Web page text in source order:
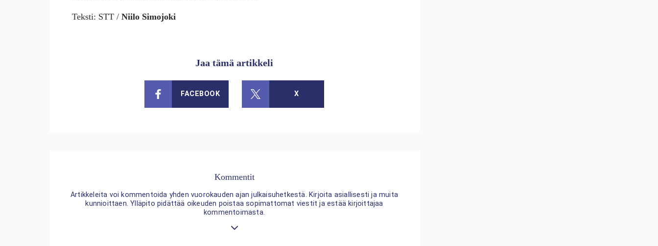
Teksti: STT /Niilo Simojoki
Jaa tämä artikkeli
FACEBOOK X
Kommentit
Artikkeleita voi kommentoida yhden vuorokauden ajan julkaisuhetkestä. Kirjoita asiallisesti ja muita
kunnioittaen. Ylläpito pidättää oikeuden poistaa sopimattomat viestit ja estää kirjoittajaa
kommentoimasta.